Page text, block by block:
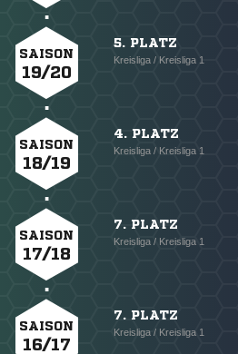
SAISON
19/20
5. PLATZ
Kreisliga / Kreisliga 1
SAISON
18/19
4. PLATZ
Kreisliga / Kreisliga 1
SAISON
17/18
7. PLATZ
Kreisliga / Kreisliga 1
SAISON
16/17
7. PLATZ
Kreisliga / Kreisliga 1